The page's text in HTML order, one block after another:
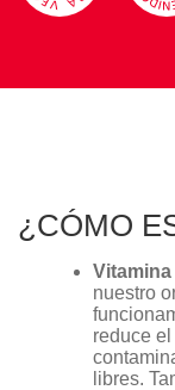
¿CÓMO
Vitamina
nuestro
reduce
libres.